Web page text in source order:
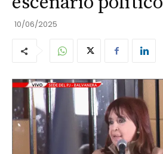
10/06/2025